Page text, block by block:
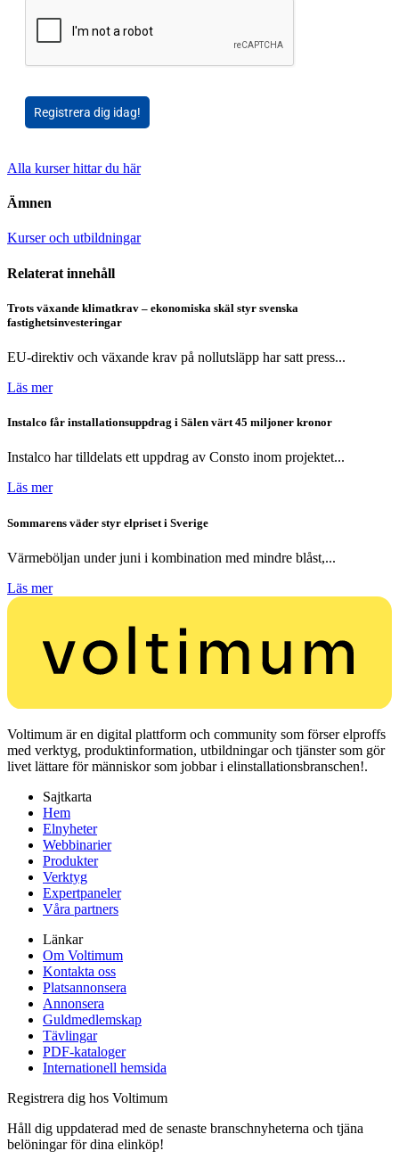
Registrera dig idag!
Alla kurser hittar du här
Ämnen
Kurser och utbildningar
Relaterat innehåll
Trots växande klimatkrav – ekonomiska skäl styr svenska
fastighetsinvesteringar
EU-direktiv och växande krav på nollutsläpp har satt press...
Läs mer
Instalco får installationsuppdrag i Sälen värt 45 miljoner kronor
Instalco har tilldelats ett uppdrag av Consto inom projektet...
Läs mer
Sommarens väder styr elpriset i Sverige
Värmeböljan under juni i kombination med mindre blåst,...
Läs mer
Voltimum är en digital plattform och community som förser elproffs
med verktyg, produktinformation, utbildningar och tjänster som gör
livet lättare för människor som jobbar i elinstallationsbranschen!.
Sajtkarta
Hem
Elnyheter
Webbinarier
Produkter
Verktyg
Expertpaneler
Våra partners
Länkar
Om Voltimum
Kontakta oss
Platsannonsera
Annonsera
Guldmedlemskap
Tävlingar
PDF-kataloger
Internationell hemsida
Registrera dig hos Voltimum
Håll dig uppdaterad med de senaste branschnyheterna och tjäna
belöningar för dina elinköp!